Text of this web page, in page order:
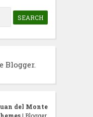
Blogger.
del Monte